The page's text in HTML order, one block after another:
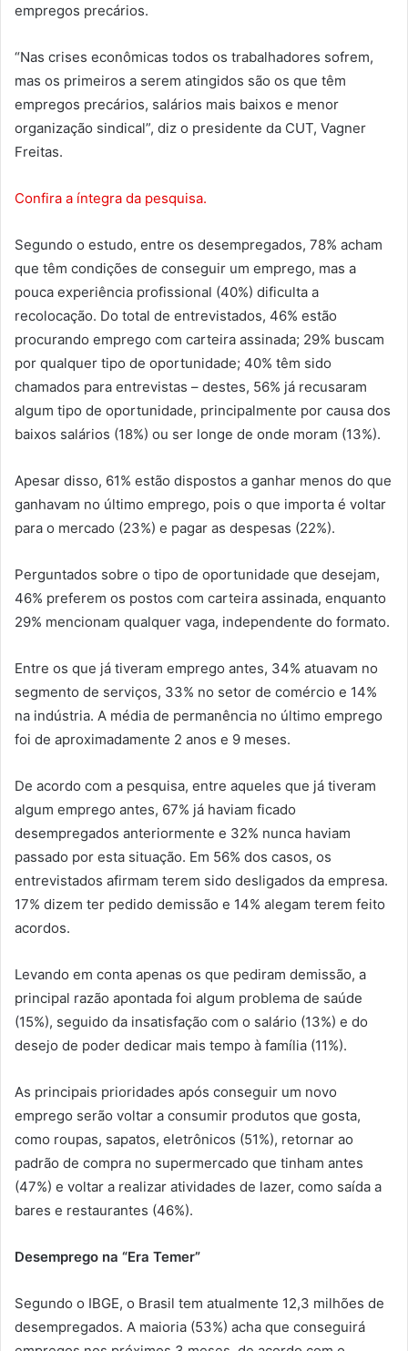
empregos precários.
“Nas crises econômicas todos os trabalhadores sofrem,
mas os primeiros a serem atingidos são os que têm
empregos precários, salários mais baixos e menor
organização sindical”, diz o presidente da CUT, Vagner
Freitas.
Confira a íntegra da pesquisa.
Segundo o estudo, entre os desempregados, 78% acham
que têm condições de conseguir um emprego, mas a
pouca experiência profissional (40%) dificulta a
recolocação. Do total de entrevistados, 46% estão
procurando emprego com carteira assinada; 29% buscam
por qualquer tipo de oportunidade; 40% têm sido
chamados para entrevistas – destes, 56% já recusaram
algum tipo de oportunidade, principalmente por causa dos
baixos salários (18%) ou ser longe de onde moram (13%).
Apesar disso, 61% estão dispostos a ganhar menos do que
ganhavam no último emprego, pois o que importa é voltar
para o mercado (23%) e pagar as despesas (22%).
Perguntados sobre o tipo de oportunidade que desejam,
46% preferem os postos com carteira assinada, enquanto
29% mencionam qualquer vaga, independente do formato.
Entre os que já tiveram emprego antes, 34% atuavam no
segmento de serviços, 33% no setor de comércio e 14%
na indústria. A média de permanência no último emprego
foi de aproximadamente 2 anos e 9 meses.
De acordo com a pesquisa, entre aqueles que já tiveram
algum emprego antes, 67% já haviam ficado
desempregados anteriormente e 32% nunca haviam
passado por esta situação. Em 56% dos casos, os
entrevistados afirmam terem sido desligados da empresa.
17% dizem ter pedido demissão e 14% alegam terem feito
acordos.
Levando em conta apenas os que pediram demissão, a
principal razão apontada foi algum problema de saúde
(15%), seguido da insatisfação com o salário (13%) e do
desejo de poder dedicar mais tempo à família (11%).
As principais prioridades após conseguir um novo
emprego serão voltar a consumir produtos que gosta,
como roupas, sapatos, eletrônicos (51%), retornar ao
padrão de compra no supermercado que tinham antes
(47%) e voltar a realizar atividades de lazer, como saída a
bares e restaurantes (46%).
Desemprego na “Era Temer”
Segundo o IBGE, o Brasil tem atualmente 12,3 milhões de
desempregados. A maioria (53%) acha que conseguirá